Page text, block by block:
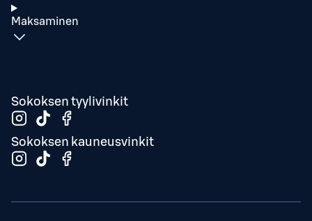
Maksaminen
Sokoksen tyylivinkit
Sokoksen kauneusvinkit